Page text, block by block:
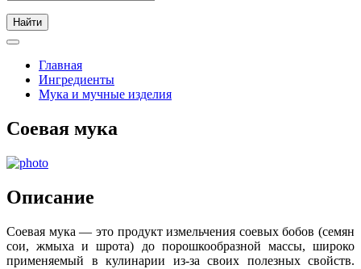
Главная
Ингредиенты
Мука и мучные изделия
Соевая мука
Описание
Соевая мука — это продукт измельчения соевых бобов (семян
сои, жмыха и шрота) до порошкообразной массы, широко
применяемый в кулинарии из-за своих полезных свойств.